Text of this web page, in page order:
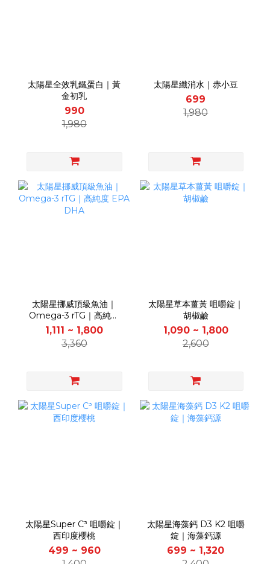
太陽星全效乳鐵蛋白｜黃
金初乳
990
1,980
太陽星纖消水｜赤小豆
699
1,980
太陽星挪威頂級魚油｜
Omega-3 rTG｜高純度
EPA DHA
1,111 ~ 1,800
3,360
太陽星草本薑黃 咀嚼錠｜
胡椒鹼
1,090 ~ 1,800
2,600
太陽星Super C³ 咀嚼錠｜
西印度櫻桃
499 ~ 960
太陽星海藻鈣 D3 K2 咀嚼
錠｜海藻鈣源
699 ~ 1,320